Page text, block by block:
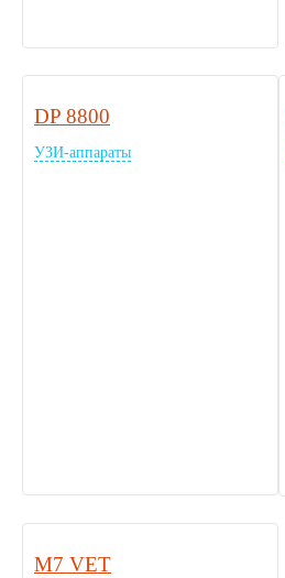
DP 8800
УЗИ-аппараты
M7 VET